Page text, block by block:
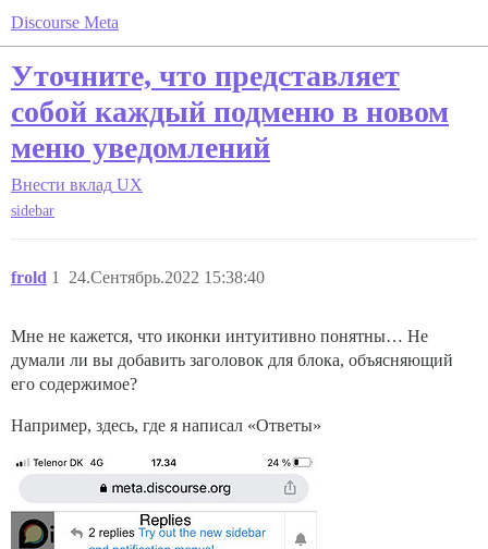
Discourse Meta
Уточните, что представляет
собой каждый подменю в новом
меню уведомлений
Внести вклад UX
sidebar
frold 24.Сентябрь.2022 15:38:40
1
Мне не кажется, что иконки интуитивно понятны… Не
думали ли вы добавить заголовок для блока, объясняющий
его содержимое?
Например, здесь, где я написал «Ответы»